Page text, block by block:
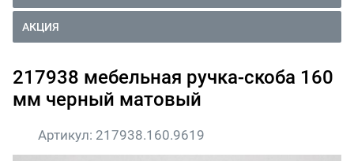
АКЦИЯ
217938 мебельная ручка-скоба 160
мм черный матовый
Артикул: 217938.160.9619